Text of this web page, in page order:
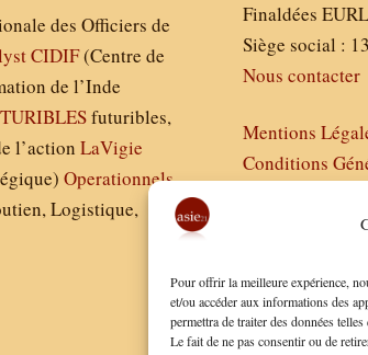
Pour offrir la meilleure expérience,
et/ou accéder aux informations des
permettra de traiter des données
Le fait de ne pas consentir ou de
des Officiers de
CIDIF(Centre de
de l’Inde
futuribles,
l’actionLaVigie
Operationnels
Logistique,
Finaldées EURL
Siège social :
Nous contacter
Mentions
Conditions